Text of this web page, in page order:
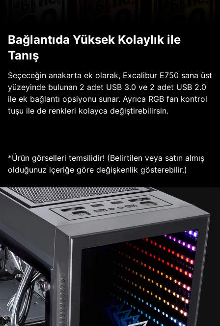
Bağlantıda Yüksek Kolaylık ile
Tanış
Seçeceğin anakarta ek olarak, Excalibur E750 sana üst
yüzeyinde bulunan 2 adet USB 3.0 ve 2 adet USB 2.0
ile ek bağlantı opsiyonu sunar. Ayrıca RGB fan kontrol
tuşu ile de renkleri kolayca değiştirebilirsin.
*Ürün görselleri temsilidir! (Belirtilen veya satın almış
olduğunuz içeriğe göre değişkenlik gösterebilir.)